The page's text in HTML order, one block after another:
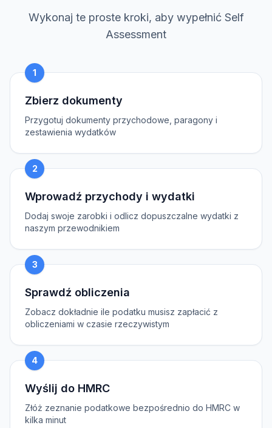
Wykonaj te proste kroki, aby wypełnić Self
Assessment
1
Zbierz dokumenty
Przygotuj dokumenty przychodowe, paragony i
zestawienia wydatków
2
Wprowadź przychody i wydatki
Dodaj swoje zarobki i odlicz dopuszczalne wydatki z
naszym przewodnikiem
3
Sprawdź obliczenia
Zobacz dokładnie ile podatku musisz zapłacić z
obliczeniami w czasie rzeczywistym
4
Wyślij do HMRC
Złóż zeznanie podatkowe bezpośrednio do HMRC w
kilka minut